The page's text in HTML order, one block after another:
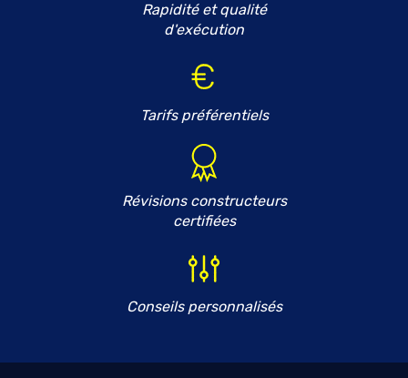
Rapidité et qualité
d'exécution
Tarifs préférentiels
Révisions constructeurs
certifiées
Conseils personnalisés